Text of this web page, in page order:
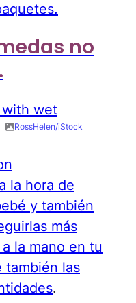
no
RossHelen/iStock
la hora de
y también
más
la mano en tu
también las
.